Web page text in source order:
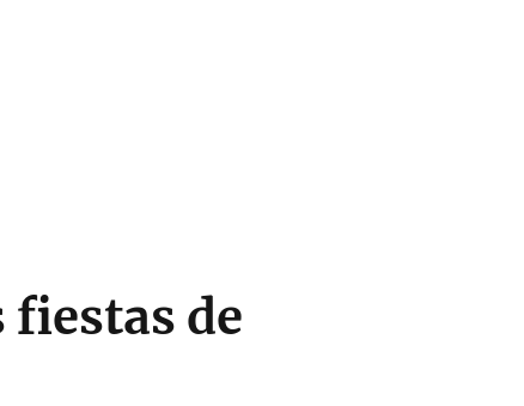
fiestas de